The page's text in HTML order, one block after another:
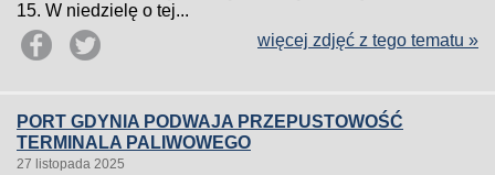
15. W niedzielę o tej...
więcej zdjęć z tego tematu »
PORT GDYNIA PODWAJA PRZEPUSTOWOŚĆ
TERMINALA PALIWOWEGO
27 listopada 2025